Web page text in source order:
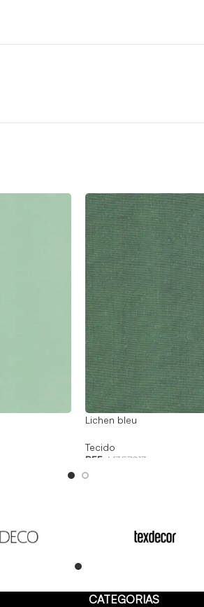
Lichen bleu
Tecido
REF: M357913
CATEGORIAS